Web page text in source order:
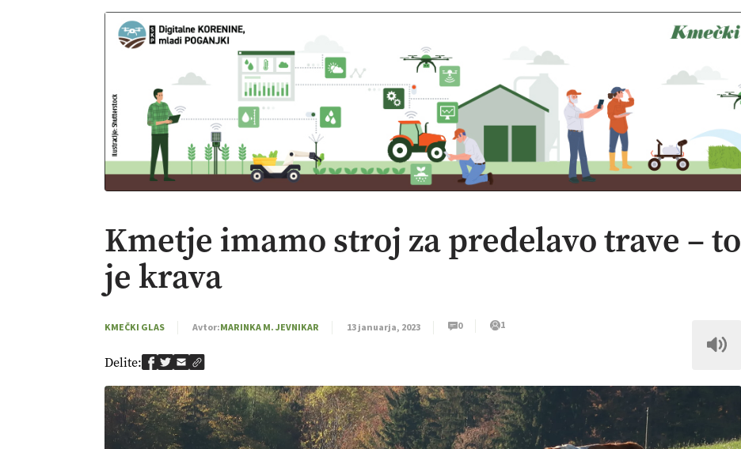
Kmetje imamo stroj za predelavo trave – to
je krava
KMEČKI GLAS Avtor:MARINKA M. JEVNIKAR 13 januarja, 2023 0 1
Delite: